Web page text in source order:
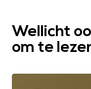
Wellicht
om te